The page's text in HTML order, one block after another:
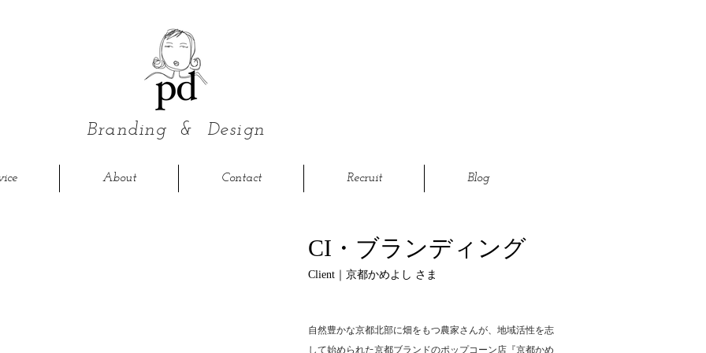
Branding & Design
About Contact Recruit Blog
CI・ブランディング
Client｜京都かめよし さま
自然豊かな京都北部に畑をもつ農家さんが、地域活性を志
して始められた京都ブランドのポップコーン店『京都かめ